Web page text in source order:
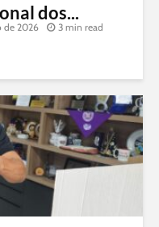
dos...
de 2026
3 min read